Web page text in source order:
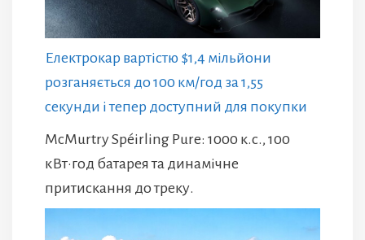
Електрокар вартістю $1,4 мільйони
розганяється до 100 км/год за 1,55
секунди і тепер доступний для покупки
McMurtry Spéirling Pure: 1000 к.с., 100
кВт·год батарея та динамічне
притискання до треку.